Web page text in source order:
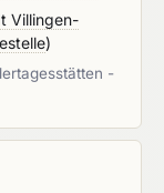
Villingen-
)
-